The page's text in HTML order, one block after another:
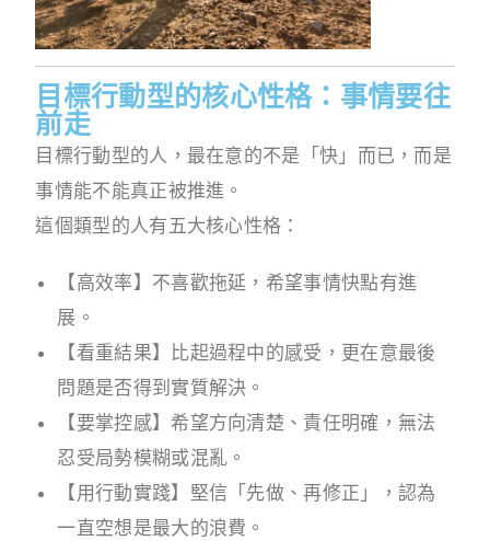
目標行動型的核心性格：事情要往
前走
目標行動型的人，最在意的不是「快」而已，而是
事情能不能真正被推進。
這個類型的人有五大核心性格：
【高效率】不喜歡拖延，希望事情快點有進
展。
【看重結果】比起過程中的感受，更在意最後
問題是否得到實質解決。
【要掌控感】希望方向清楚、責任明確，無法
忍受局勢模糊或混亂。
【用行動實踐】堅信「先做、再修正」，認為
一直空想是最大的浪費。